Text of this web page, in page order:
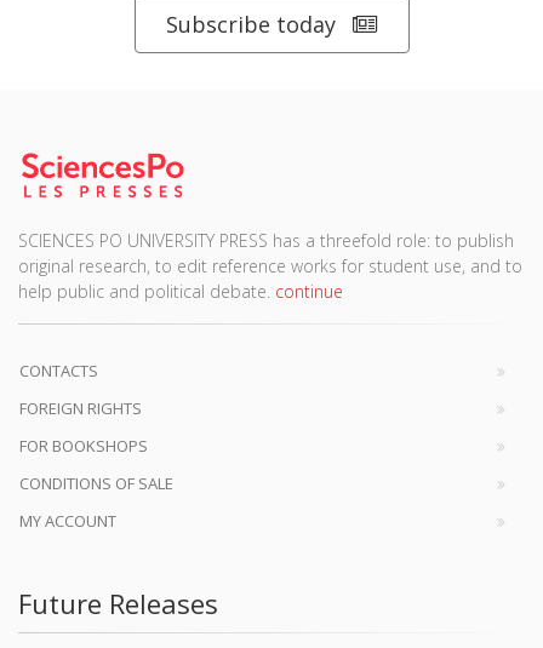
Subscribe today
SCIENCES PO UNIVERSITY PRESS has a threefold role: to publish
original research, to edit reference works for student use, and to
help public and political debate. continue
CONTACTS
FOREIGN RIGHTS
FOR BOOKSHOPS
CONDITIONS OF SALE
MY ACCOUNT
Future Releases